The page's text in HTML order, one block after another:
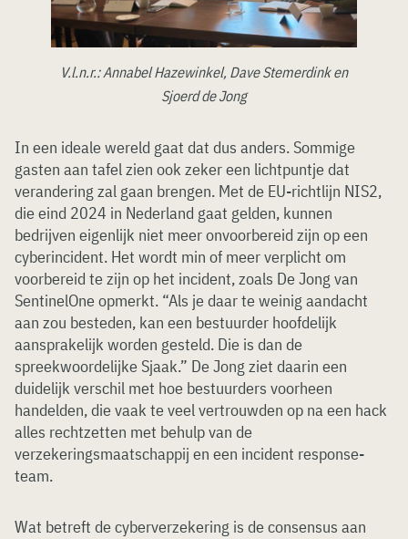
V.l.n.r.: Annabel Hazewinkel, Dave Stemerdink en
Sjoerd de Jong
In een ideale wereld gaat dat dus anders. Sommige
gasten aan tafel zien ook zeker een lichtpuntje dat
verandering zal gaan brengen. Met de EU-richtlijn NIS2,
die eind 2024 in Nederland gaat gelden, kunnen
bedrijven eigenlijk niet meer onvoorbereid zijn op een
cyberincident. Het wordt min of meer verplicht om
voorbereid te zijn op het incident, zoals De Jong van
SentinelOne opmerkt. “Als je daar te weinig aandacht
aan zou besteden, kan een bestuurder hoofdelijk
aansprakelijk worden gesteld. Die is dan de
spreekwoordelijke Sjaak.” De Jong ziet daarin een
duidelijk verschil met hoe bestuurders voorheen
handelden, die vaak te veel vertrouwden op na een hack
alles rechtzetten met behulp van de
verzekeringsmaatschappij en een incident response-
team.
Wat betreft de cyberverzekering is de consensus aan